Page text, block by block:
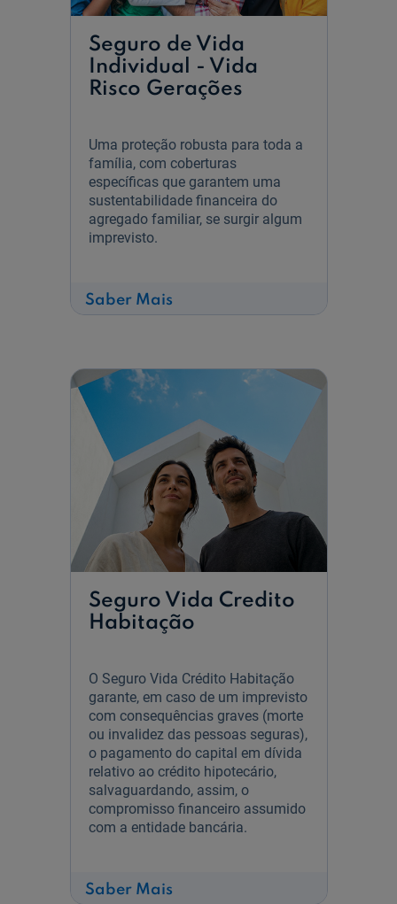
Seguro de Vida
Individual - Vida
Risco Gerações
Uma proteção robusta para toda a
família, com coberturas
específicas que garantem uma
sustentabilidade financeira do
agregado familiar, se surgir algum
imprevisto.​​​​​​​​​​​​​​​​​​​​​​​​​​​​​​​​
Saber Maissobre
Seguro
-
Risco
Seguro Vida Credito
Habitação
O Seguro Vida Crédito Habitação
garante, em caso de um imprevisto
com consequências graves (morte
ou invalidez das pessoas seguras),
o pagamento do capital em dívida
relativo ao crédito hipotecário,
salvaguardando, assim, o
compromisso financeiro assumido
com a entidade bancária.
Saber Maissobre